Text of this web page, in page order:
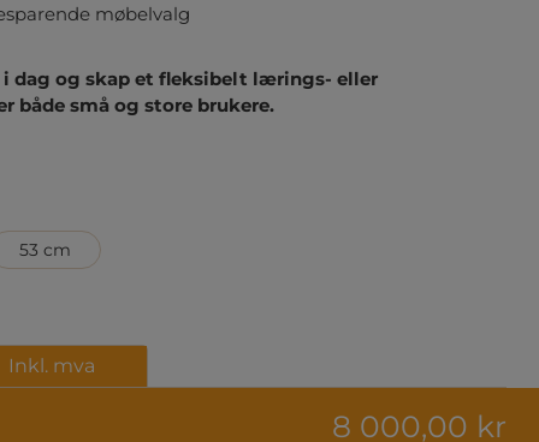
møbelvalg
dag og skap et fleksibelt lærings- eller
både små og store brukere.
8 000,00 kr
53 cm
Inkl. mva